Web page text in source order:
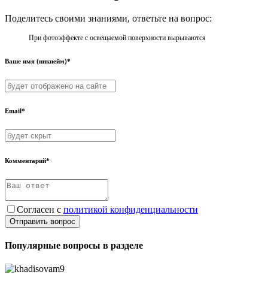
Поделитесь своими знаниями, ответьте на вопрос:
При фотоэффекте с освещаемой поверхности вырываются
Ваше имя (никнейм)*
Email*
Комментарий*
Согласен с политикой конфиденциальности
Отправить вопрос
Популярные вопросы в разделе